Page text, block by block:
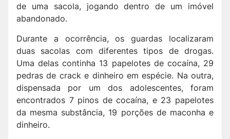
de uma sacola, jogando dentro de um imóvel
abandonado.
Durante a ocorrência, os guardas localizaram
duas sacolas com diferentes tipos de drogas.
Uma delas continha 13 papelotes de cocaína, 29
pedras de crack e dinheiro em espécie. Na outra,
dispensada por um dos adolescentes, foram
encontrados 7 pinos de cocaína, e 23 papelotes
da mesma substância, 19 porções de maconha e
dinheiro.